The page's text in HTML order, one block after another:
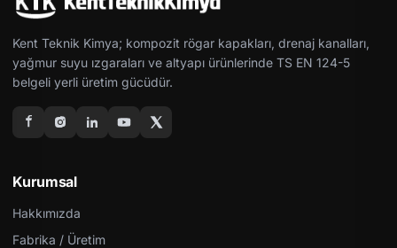
Kent Teknik Kimya; kompozit rögar kapakları, drenaj kanalları,
yağmur suyu ızgaraları ve altyapı ürünlerinde TS EN 124-5
belgeli yerli üretim gücüdür.
Kurumsal
Hakkımızda
Fabrika / Üretim